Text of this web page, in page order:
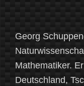
Georg
Mathematiker.
Deutschland,